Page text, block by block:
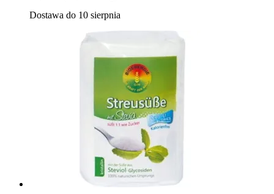
Dostawa do 10 sierpnia